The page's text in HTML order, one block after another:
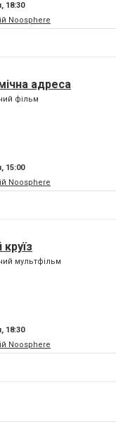
18:30
Noosphere
адреса
фільм
15:00
Noosphere
мультфільм
18:30
Noosphere